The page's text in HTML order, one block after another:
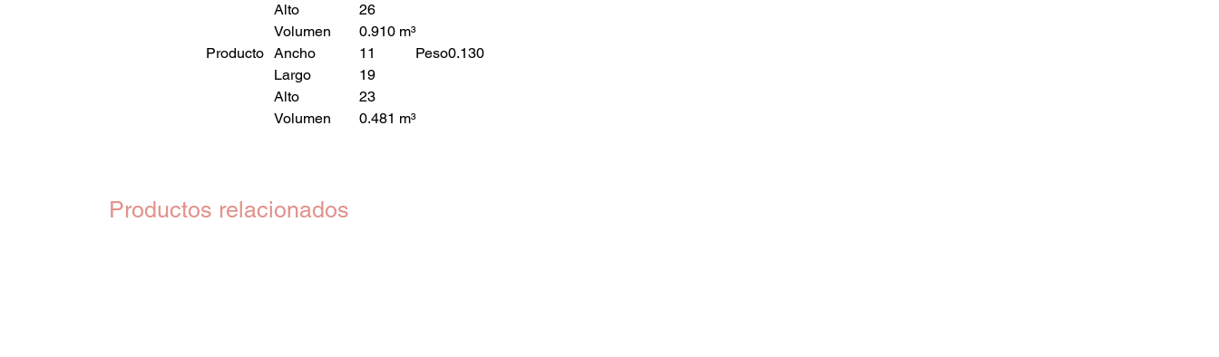
Alto
26
Volumen
0.910 m³
Producto Ancho 11 Peso0.130
Largo
19
Alto
23
Volumen
0.481 m³
Productos relacionados